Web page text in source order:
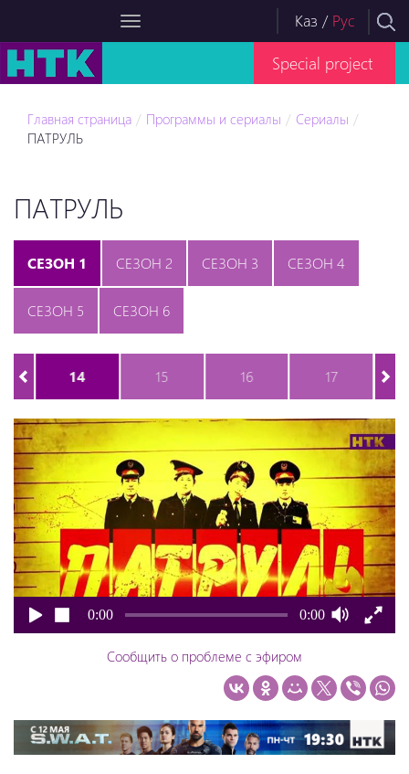
Каз / Рус
Special project
Главная страница Программы и сериалы
Сериалы
ПАТРУЛЬ
ПАТРУЛЬ
СЕЗОН 1 СЕЗОН 2 СЕЗОН 3 СЕЗОН 4
СЕЗОН 5 СЕЗОН 6
14 15 16 17
0:00 0:00
Сообщить о проблеме с эфиром